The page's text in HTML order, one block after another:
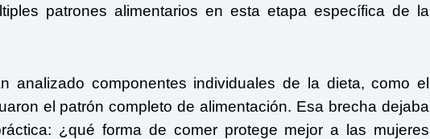
patrones alimentarios en esta etapa específica de la
analizado componentes individuales de la dieta, como el
el patrón completo de alimentación. Esa brecha dejaba
¿qué forma de comer protege mejor a las mujeres